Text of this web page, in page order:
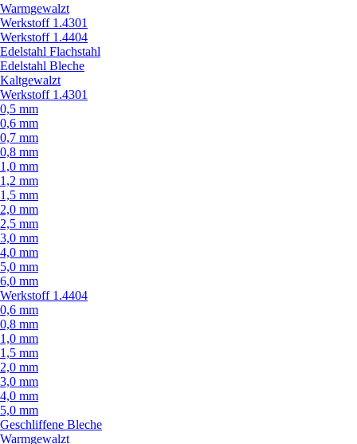
Warmgewalzt
Werkstoff 1.4301
Werkstoff 1.4404
Edelstahl Flachstahl
Edelstahl Bleche
Kaltgewalzt
Werkstoff 1.4301
0,5 mm
0,6 mm
0,7 mm
0,8 mm
1,0 mm
1,2 mm
1,5 mm
2,0 mm
2,5 mm
3,0 mm
4,0 mm
5,0 mm
6,0 mm
Werkstoff 1.4404
0,6 mm
0,8 mm
1,0 mm
1,5 mm
2,0 mm
3,0 mm
4,0 mm
5,0 mm
Geschliffene Bleche
Warmgewalzt